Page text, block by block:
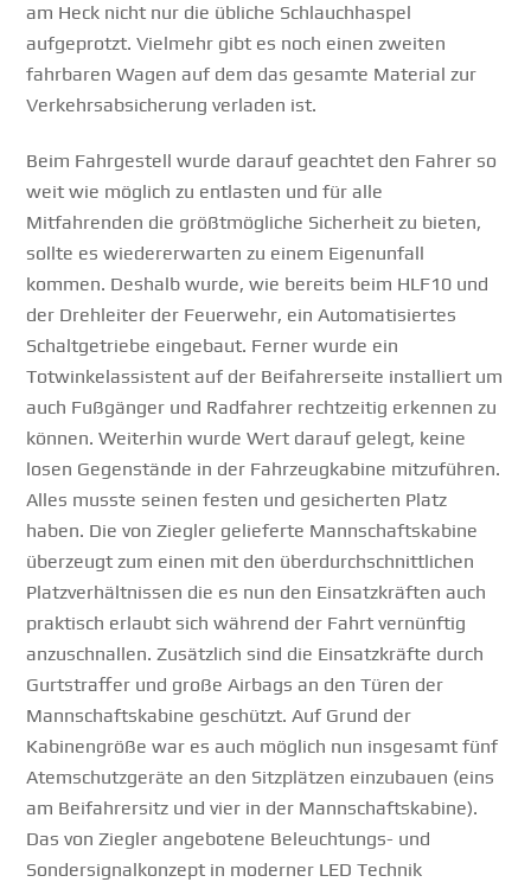
am Heck nicht nur die übliche Schlauchhaspel
aufgeprotzt. Vielmehr gibt es noch einen zweiten
fahrbaren Wagen auf dem das gesamte Material zur
Verkehrsabsicherung verladen ist.
Beim Fahrgestell wurde darauf geachtet den Fahrer so
weit wie möglich zu entlasten und für alle
Mitfahrenden die größtmögliche Sicherheit zu bieten,
sollte es wiedererwarten zu einem Eigenunfall
kommen. Deshalb wurde, wie bereits beim HLF10 und
der Drehleiter der Feuerwehr, ein Automatisiertes
Schaltgetriebe eingebaut. Ferner wurde ein
Totwinkelassistent auf der Beifahrerseite installiert um
auch Fußgänger und Radfahrer rechtzeitig erkennen zu
können. Weiterhin wurde Wert darauf gelegt, keine
losen Gegenstände in der Fahrzeugkabine mitzuführen.
Alles musste seinen festen und gesicherten Platz
haben. Die von Ziegler gelieferte Mannschaftskabine
überzeugt zum einen mit den überdurchschnittlichen
Platzverhältnissen die es nun den Einsatzkräften auch
praktisch erlaubt sich während der Fahrt vernünftig
anzuschnallen. Zusätzlich sind die Einsatzkräfte durch
Gurtstraffer und große Airbags an den Türen der
Mannschaftskabine geschützt. Auf Grund der
Kabinengröße war es auch möglich nun insgesamt fünf
Atemschutzgeräte an den Sitzplätzen einzubauen (eins
am Beifahrersitz und vier in der Mannschaftskabine).
Das von Ziegler angebotene Beleuchtungs- und
Sondersignalkonzept in moderner LED Technik